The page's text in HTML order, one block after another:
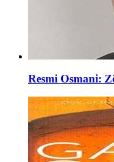
Resmi Osmani: